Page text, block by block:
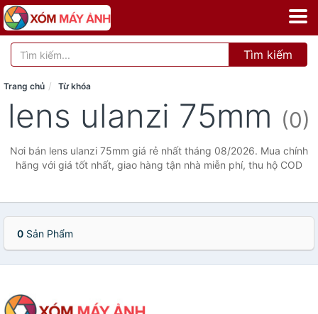
Tìm kiếm
Trang chủ Từ khóa
lens ulanzi 75mm (0)
Nơi bán lens ulanzi 75mm giá rẻ nhất tháng 08/2026. Mua chính
hãng với giá tốt nhất, giao hàng tận nhà miễn phí, thu hộ COD
0 Sản Phẩm